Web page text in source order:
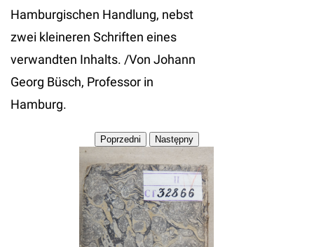
Hamburgischen Handlung, nebst
zwei kleineren Schriften eines
verwandten Inhalts. /Von Johann
Georg Büsch, Professor in
Hamburg.